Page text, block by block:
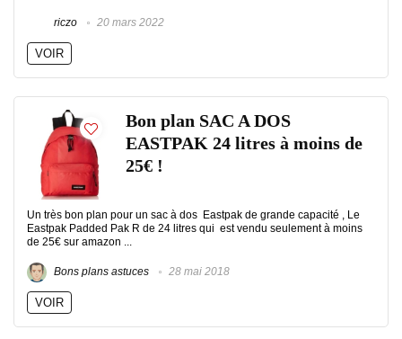
riczo 20 mars 2022
VOIR
Bon plan SAC A DOS
EASTPAK 24 litres à moins de
25€ !
Un très bon plan pour un sac à dos Eastpak de grande capacité , Le
Eastpak Padded Pak R de 24 litres qui est vendu seulement à moins
de 25€ sur amazon ...
Bons plans astuces 28 mai 2018
VOIR